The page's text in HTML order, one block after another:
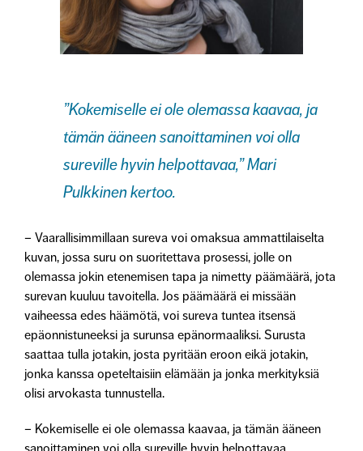
”Kokemiselle ei ole olemassa kaavaa, ja
tämän ääneen sanoittaminen voi olla
sureville hyvin helpottavaa,” Mari
Pulkkinen kertoo.
– Vaarallisimmillaan sureva voi omaksua ammattilaiselta
kuvan, jossa suru on suoritettava prosessi, jolle on
olemassa jokin etenemisen tapa ja nimetty päämäärä, jota
surevan kuuluu tavoitella. Jos päämäärä ei missään
vaiheessa edes häämötä, voi sureva tuntea itsensä
epäonnistuneeksi ja surunsa epänormaaliksi. Surusta
saattaa tulla jotakin, josta pyritään eroon eikä jotakin,
jonka kanssa opeteltaisiin elämään ja jonka merkityksiä
olisi arvokasta tunnustella.
– Kokemiselle ei ole olemassa kaavaa, ja tämän ääneen